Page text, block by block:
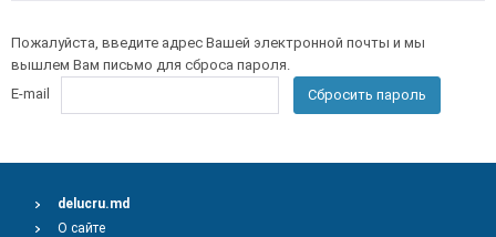
Пожалуйста, введите адрес Вашей электронной почты и мы
вышлем Вам письмо для сброса пароля.
E-mail
Сбросить пароль
delucru.md
О сайте